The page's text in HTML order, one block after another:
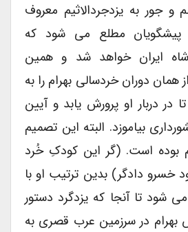
و جور به یزدجردالاثیم معروف
مطلع می شود که
ایران خواهد شد و همین
دوران خردسالی بهرام را به
در دربار او پرورش یابد و آیین
بیاموزد. البته این تصمیم
بوده است. (گر این کودکِ خُرد
دادگر) بدین ترتیب او با
شود تا آنجا که یزدگرد دستور
در سرزمین عرب قصری به